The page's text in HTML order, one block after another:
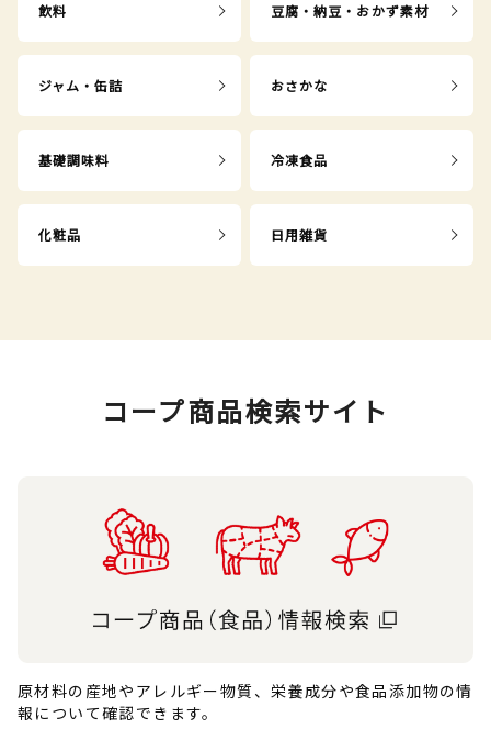
飲料 豆腐・納豆・おかず素材
ジャム・缶詰 おさかな
基礎調味料 冷凍食品
化粧品 日用雑貨
コープ商品検索サイト
原材料の産地やアレルギー物質、栄養成分や食品添加物の情
報について確認できます。